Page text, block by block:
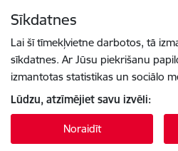
Sīkdatnes
Lai šī tīmekļvietne darbotos, tā
sīkdatnes. Ar Jūsu piekrišanu
izmantotas statistikas un sociālo
Lūdzu, atzīmējiet savu izvēli:
Noraidīt